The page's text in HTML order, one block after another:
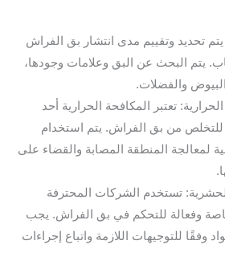
يتم تحديد وتقييم مدى انتشار بق الفراش
يتم البحث عن البق وعلامات وجودها،
والفضلات.
تعتبر المكافحة الحرارية أحد
للتخلص من بق الفراش. يتم استخدام
لمعالجة المنطقة المصابة والقضاء على
الحشرية: تستخدم الشركات المحترفة
وفعالة للتحكم في بق الفراش. يجب
وفقًا للتوجيهات اللازمة واتباع إجراءات